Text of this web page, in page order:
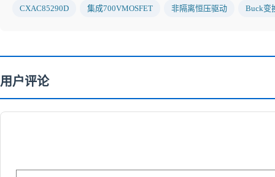
CXAC85290D 集成700VMOSFET 非隔离恒压驱动 Buck变
用户评论